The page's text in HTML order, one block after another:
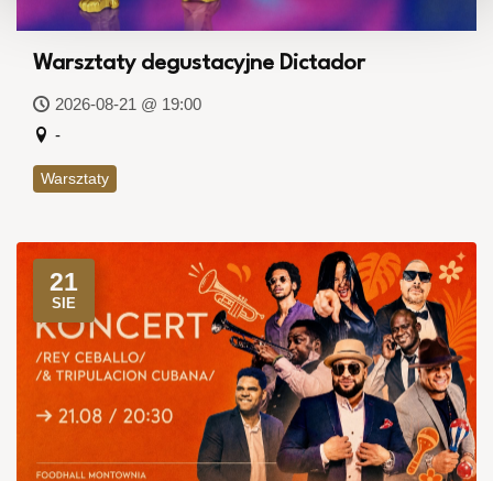
Warsztaty degustacyjne Dictador
2026-08-21 @ 19:00
-
Warsztaty
21
SIE